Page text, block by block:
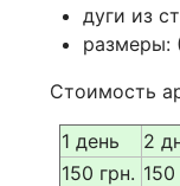
дуги из
размеры:
Стоимость
1 день 2
150 грн. 150